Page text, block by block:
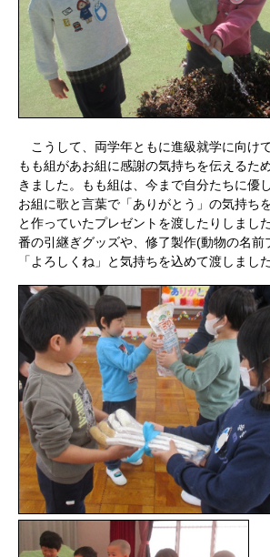
こうして、両学年ともに進級就学に向け
もも組があお組に感謝の気持ちを伝えるた
きました。もも組は、今まで自分たちに優
お組に歌と言葉で「ありがとう」の気持ち
と作っていたプレゼントを渡したりしまし
番の引継ぎグッズや、修了製作(動物の名前
「よろしくね」と気持ちを込めて渡しました